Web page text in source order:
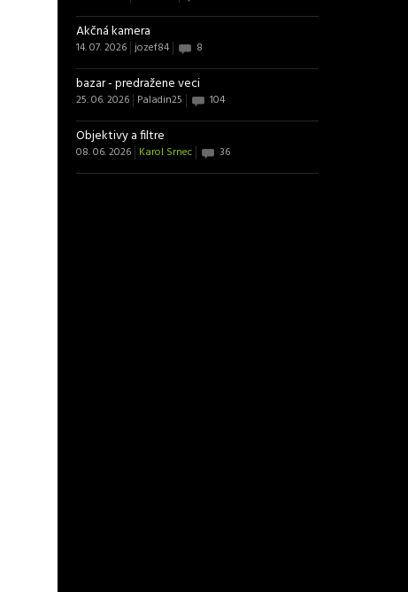
Akčná kamera
14. 07. 2026 jozef84 8
bazar - predražene veci
25. 06. 2026 Paladin25 104
Objektivy a filtre
08. 06. 2026 Karol Srnec 36